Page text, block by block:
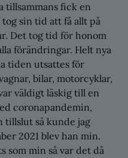
tillsammans fick en
sin tid att få allt på
Det tog tid för honom
förändringar. Helt nya
tiden utsattes för
bilar, motorcyklar,
väldigt läskig till en
coronapandemin,
tillslut så kunde jag
2021 blev han min.
som min så var det då